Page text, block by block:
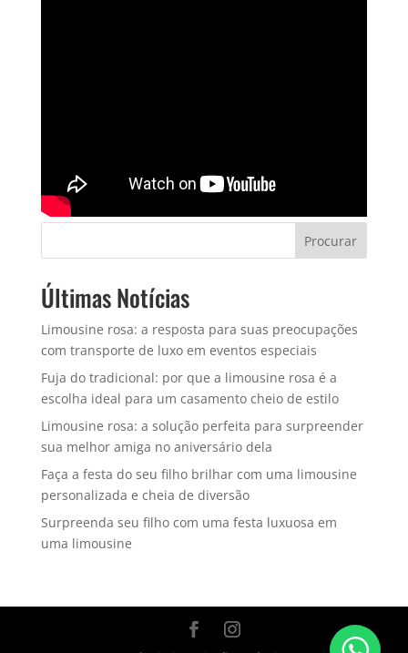
Procurar
Últimas Notícias
Limousine rosa: a resposta para suas preocupações
com transporte de luxo em eventos especiais
Fuja do tradicional: por que a limousine rosa é a
escolha ideal para um casamento cheio de estilo
Limousine rosa: a solução perfeita para surpreender
sua melhor amiga no aniversário dela
Faça a festa do seu filho brilhar com uma limousine
personalizada e cheia de diversão
Surpreenda seu filho com uma festa luxuosa em
uma limousine